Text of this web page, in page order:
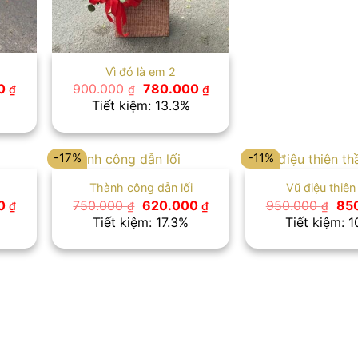
₫Giá
hiện
750.000 ₫.
Vì đó là em 2
900.000₫ Giá
gốc
là:
780.000 ₫Giá
hiện
780.000 ₫.
Tiết kiệm: 13.3%
₫Giá
hiện
650.000 ₫.
-17%
Thành công dẫn lối
750.000₫ Giá
gốc
là:
620.000₫Giá
620.000 ₫.
Tiết kiệm: 17.3%
-11%
Vũ điệu
950.000₫
Giá
gốc
là:
Tiết kiệm: